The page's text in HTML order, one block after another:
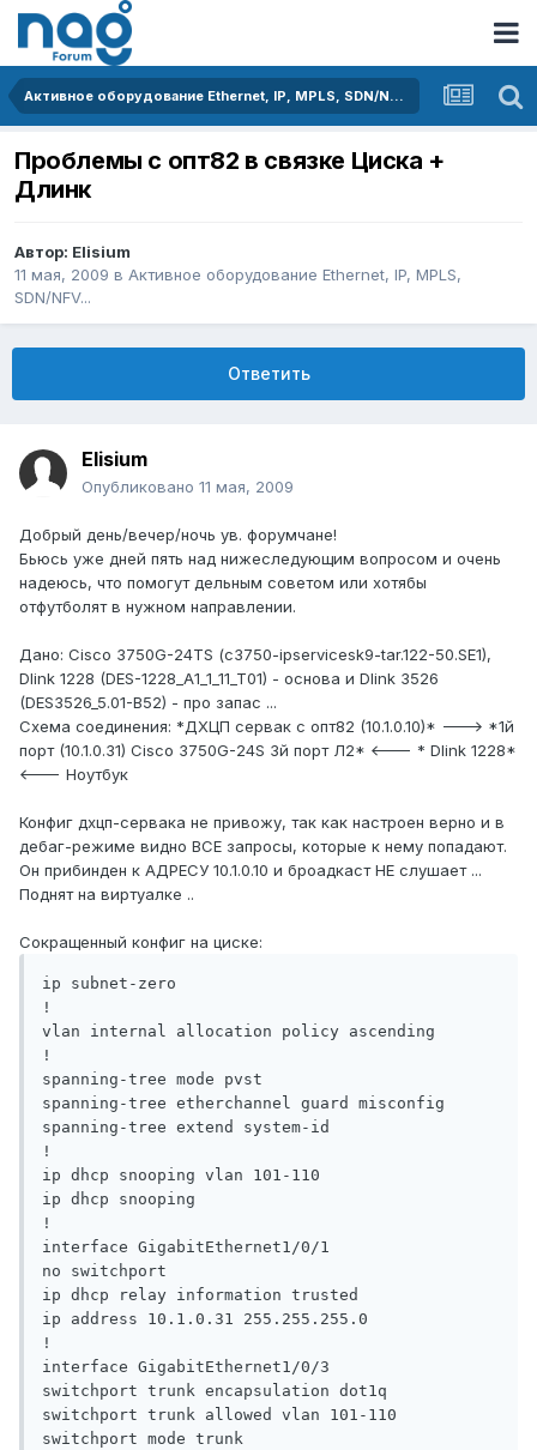
Активное оборудование Ethernet, IP, MPLS, SDN/NFV...
Проблемы с опт82 в связке Циска +
Длинк
Автор: Elisium
11 мая, 2009 в Активное оборудование Ethernet, IP, MPLS,
SDN/NFV...
Ответить
Elisium
Опубликовано 11 мая, 2009
Добрый день/вечер/ночь ув. форумчане!
Бьюсь уже дней пять над нижеследующим вопросом и очень
надеюсь, что помогут дельным советом или хотябы
отфутболят в нужном направлении.
Дано: Cisco 3750G-24ТS (c3750-ipservicesk9-tar.122-50.SE1),
Dlink 1228 (DES-1228_A1_1_11_T01) - основа и Dlink 3526
(DES3526_5.01-B52) - про запас ...
Схема соединения: *ДХЦП сервак с опт82 (10.1.0.10)* ---> *1й
порт (10.1.0.31) Cisco 3750G-24S 3й порт Л2* <--- * Dlink 1228*
<--- Ноутбук
Конфиг дхцп-сервака не привожу, так как настроен верно и в
дебаг-режиме видно ВСЕ запросы, которые к нему попадают.
Он прибинден к АДРЕСУ 10.1.0.10 и броадкаст НЕ слушает ...
Поднят на виртуалке ..
Сокращенный конфиг на циске:
ip subnet-zero
!
vlan internal allocation policy ascending
!
spanning-tree mode pvst
spanning-tree etherchannel guard misconfig
spanning-tree extend system-id
!
ip dhcp snooping vlan 101-110
ip dhcp snooping
!
interface GigabitEthernet1/0/1
no switchport
ip dhcp relay information trusted
ip address 10.1.0.31 255.255.255.0
!
interface GigabitEthernet1/0/3
switchport trunk encapsulation dot1q
switchport trunk allowed vlan 101-110
switchport mode trunk